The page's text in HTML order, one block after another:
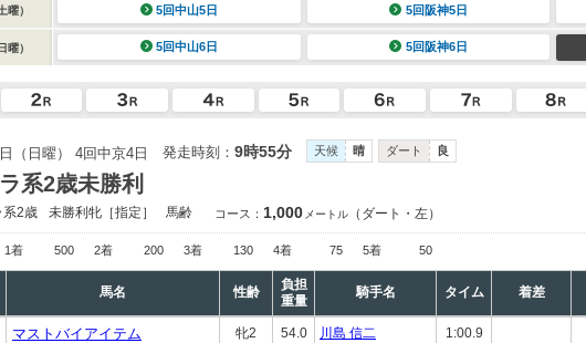
曜） 5回中山5日 5回阪神5日
曜） 5回中山6日 5回阪神6日
（日曜） 4回中京4日 発走時刻： 9時55分 天候 晴 ダート 良
系2歳未勝利
系2歳 未勝利牝［指定］ 馬齢 コース： 1,000 メートル （ダート・左）
1着 500 2着 200 3着 130 4着 75 5着 50
馬名 性齢
負担
重量
騎手名 タイム 着差
マストバイアイテム 牝2 54.0 川島 信二 1:00.9